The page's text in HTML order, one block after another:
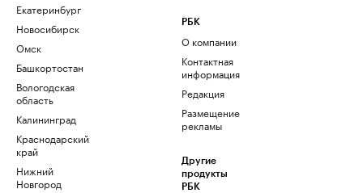
Екатеринбург
Новосибирск
Омск
Башкортостан
Вологодская
область
Калининград
Краснодарский
край
Нижний
Новгород
РБК
О компании
Контактная
информация
Редакция
Размещение
рекламы
Другие
продукты
РБК